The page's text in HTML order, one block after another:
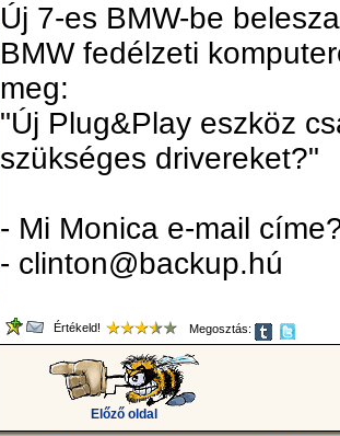
Új 7-es BMW-be
BMW fedélzeti
meg:
"Új Plug&Play eszköz
szükséges drivereket?"
- Mi Monica e-mail
- clinton@backup.hú
Értékeld! Megosztás:
Előző oldal